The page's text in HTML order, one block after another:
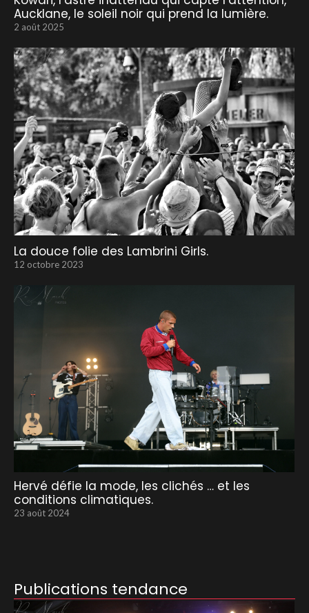
Aucklane, le soleil noir qui prend la lumière.
2 août 2025
La douce folie des Lambrini Girls.
12 octobre 2023
Hervé défie la mode, les clichés … et les
conditions climatiques.
23 août 2024
Publications tendance